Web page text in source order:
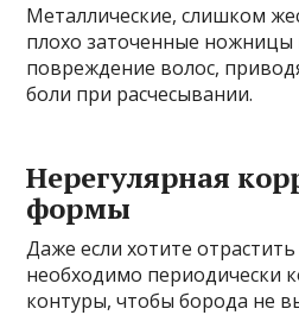
Металлические, слишком
плохо заточенные
повреждение волос,
боли при расчесывании.
Нерегулярная
формы
Даже если хотите
необходимо периодически
контуры, чтобы борода не